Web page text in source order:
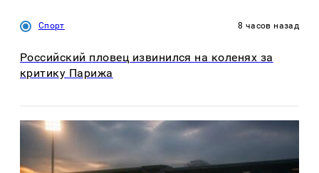
Спорт 8 часов назад
Российский пловец извинился на коленях за
критику Парижа